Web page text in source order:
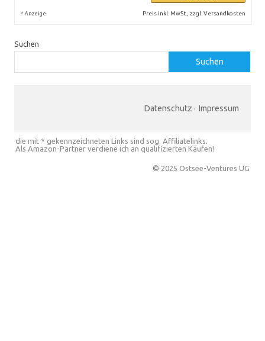
* Anzeige Preis inkl. MwSt., zzgl. Versandkosten
Suchen
Suchen
Datenschutz · Impressum
die mit * gekennzeichneten Links sind sog. Affiliatelinks.
Als Amazon-Partner verdiene ich an qualifizierten Käufen!
© 2025 Ostsee-Ventures UG